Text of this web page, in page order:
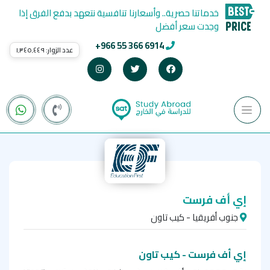
+966 55 366 6914
خدماتنا حصرية.. وأسعارنا تنافسية نتعهد بدفع الفرق إذا
وجدت سعر أفضل
عدد الزوار: ١٬٣٤٥٬٤٤٩
إي أف فرست
جنوب أفريقيا - كيب تاون
إي أف فرست - كيب تاون